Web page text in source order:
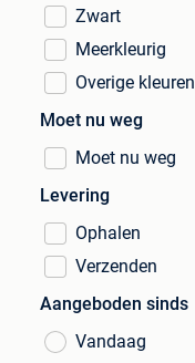
Zwart
Meerkleurig
Overige kleuren
Moet nu weg
Moet nu weg
Levering
Ophalen
Verzenden
Aangeboden sinds
Vandaag